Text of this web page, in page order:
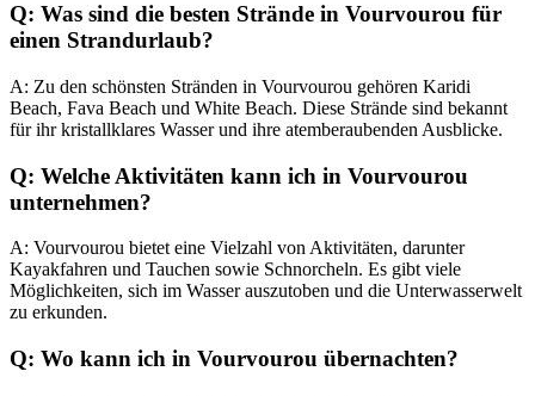
Q: Was sind die besten Strände in Vourvourou für
einen Strandurlaub?
A: Zu den schönsten Stränden in Vourvourou gehören Karidi
Beach, Fava Beach und White Beach. Diese Strände sind bekannt
für ihr kristallklares Wasser und ihre atemberaubenden Ausblicke.
Q: Welche Aktivitäten kann ich in Vourvourou
unternehmen?
A: Vourvourou bietet eine Vielzahl von Aktivitäten, darunter
Kayakfahren und Tauchen sowie Schnorcheln. Es gibt viele
Möglichkeiten, sich im Wasser auszutoben und die Unterwasserwelt
zu erkunden.
Q: Wo kann ich in Vourvourou übernachten?